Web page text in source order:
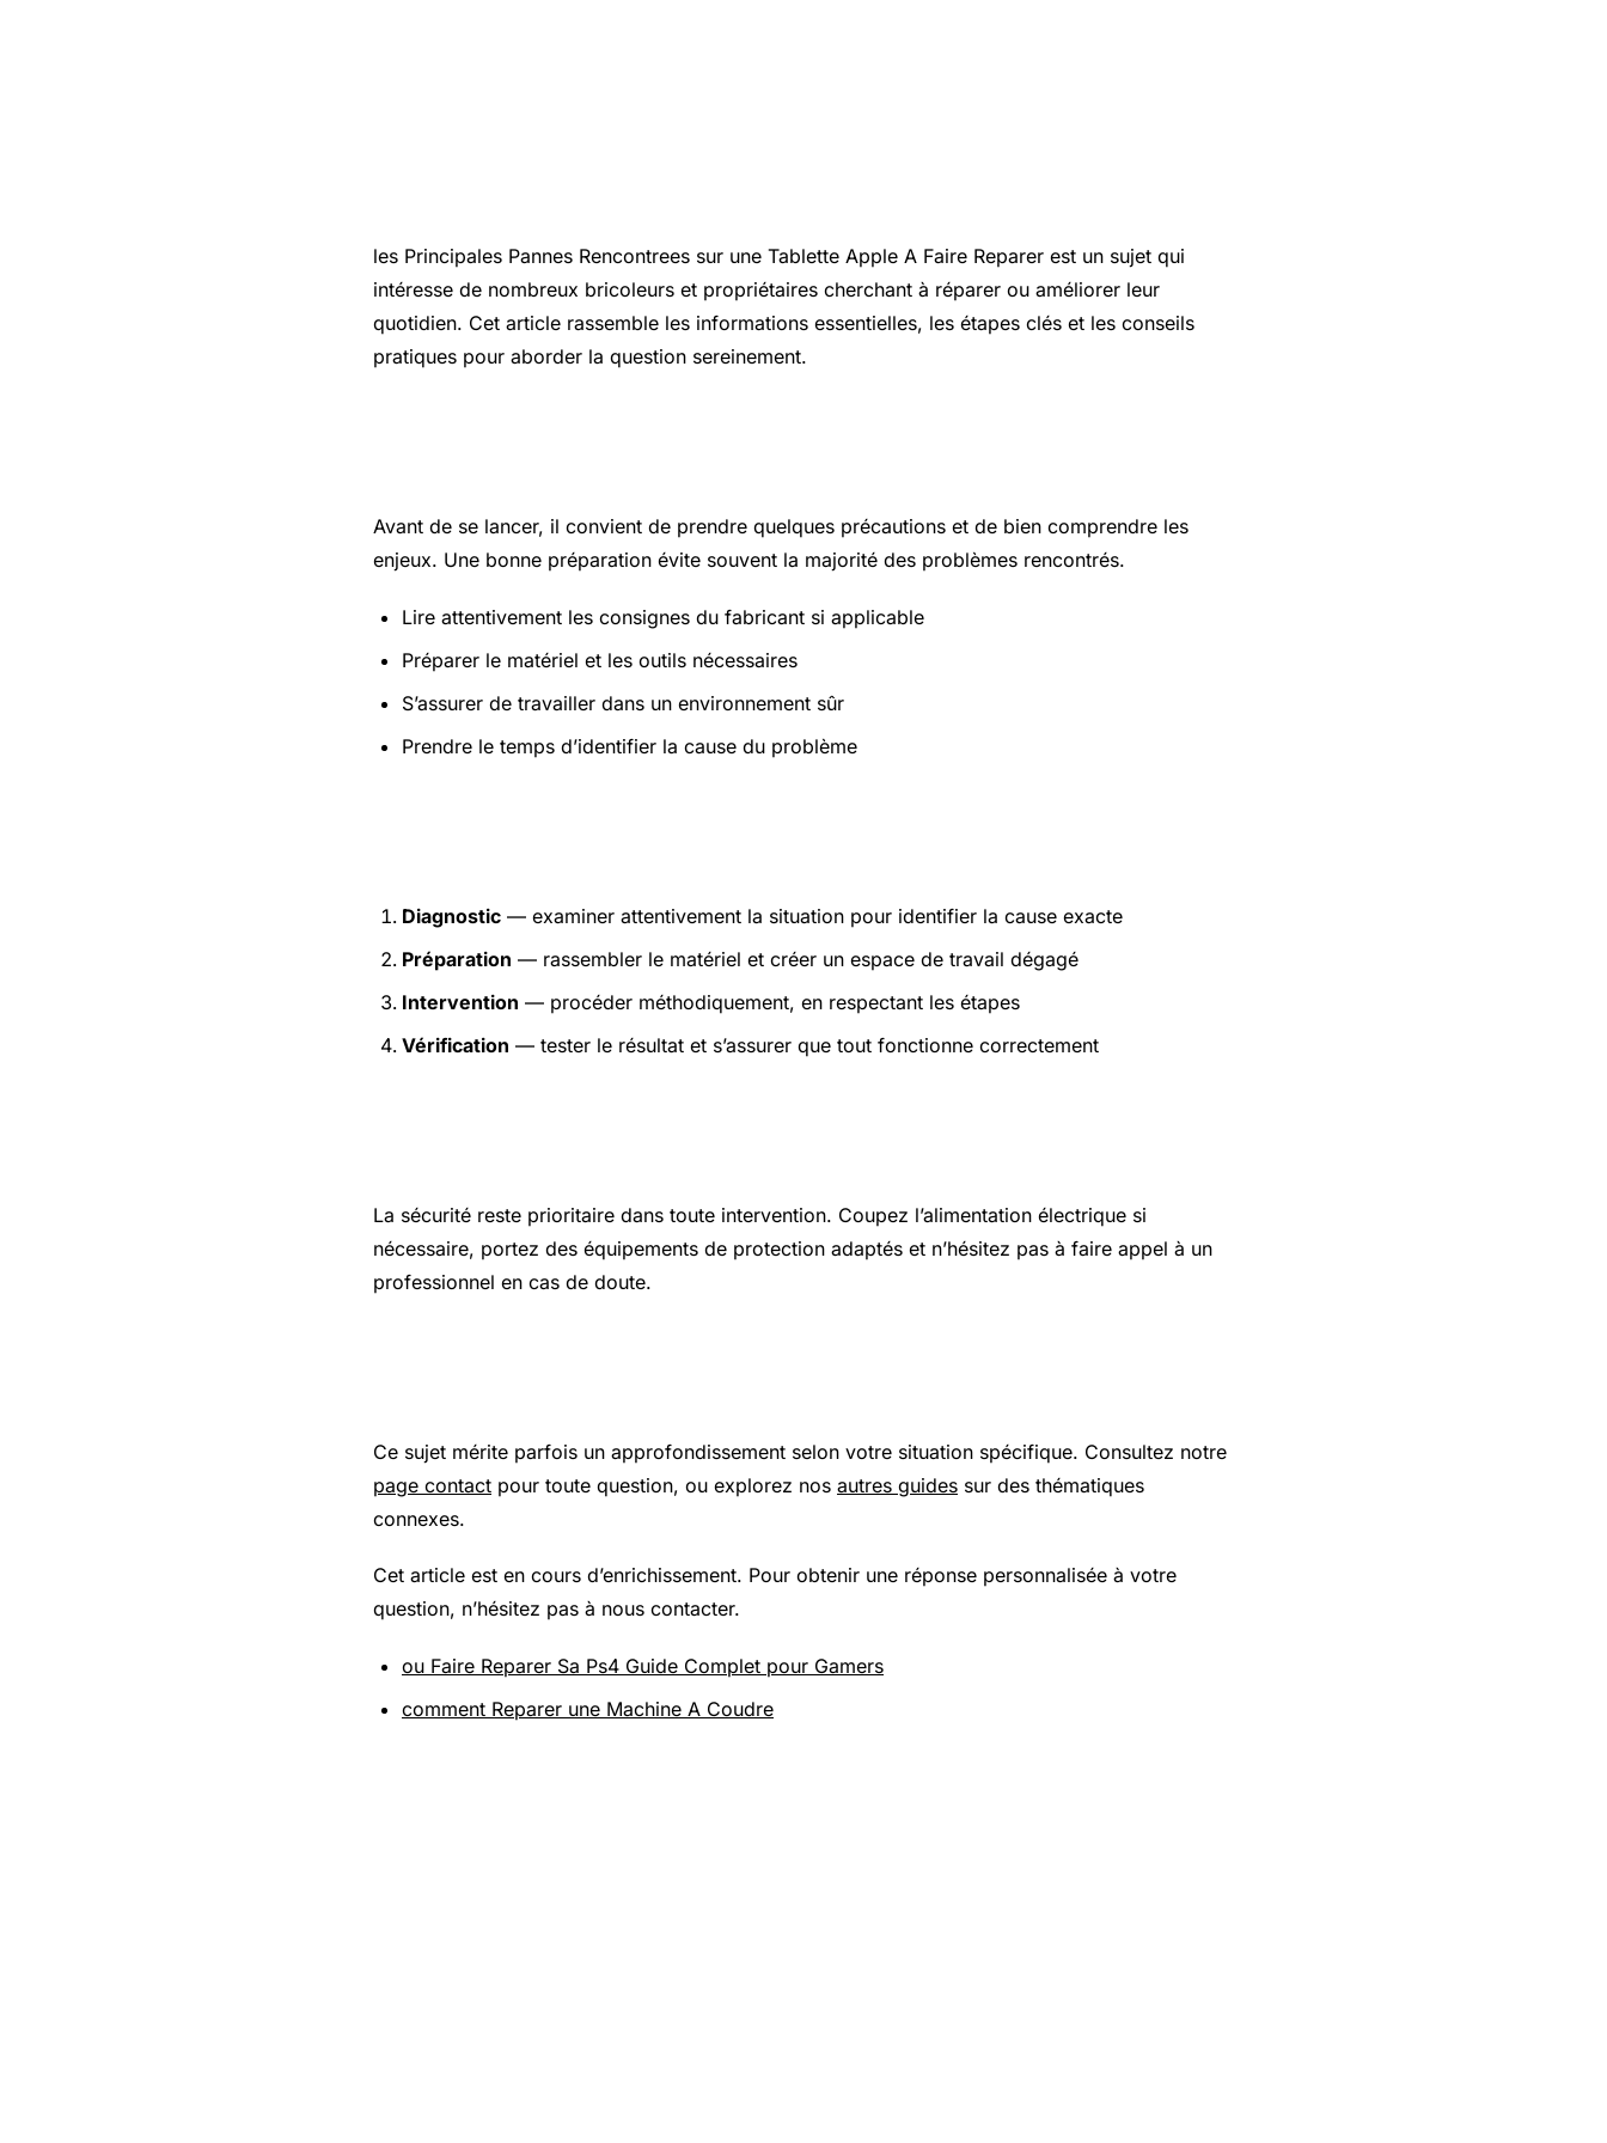
les Principales Pannes Rencontrees sur une Tablette Apple A Faire Reparer est un sujet qui
intéresse de nombreux bricoleurs et propriétaires cherchant à réparer ou améliorer leur
quotidien. Cet article rassemble les informations essentielles, les étapes clés et les conseils
pratiques pour aborder la question sereinement.
Avant de se lancer, il convient de prendre quelques précautions et de bien comprendre les
enjeux. Une bonne préparation évite souvent la majorité des problèmes rencontrés.
Lire attentivement les consignes du fabricant si applicable
Préparer le matériel et les outils nécessaires
S’assurer de travailler dans un environnement sûr
Prendre le temps d’identifier la cause du problème
Diagnostic — examiner attentivement la situation pour identifier la cause exacte
Préparation — rassembler le matériel et créer un espace de travail dégagé
Intervention — procéder méthodiquement, en respectant les étapes
Vérification — tester le résultat et s’assurer que tout fonctionne correctement
La sécurité reste prioritaire dans toute intervention. Coupez l’alimentation électrique si
nécessaire, portez des équipements de protection adaptés et n’hésitez pas à faire appel à un
professionnel en cas de doute.
Ce sujet mérite parfois un approfondissement selon votre situation spécifique. Consultez notre
page contact pour toute question, ou explorez nos autres guides sur des thématiques
connexes.
Cet article est en cours d’enrichissement. Pour obtenir une réponse personnalisée à votre
question, n’hésitez pas à nous contacter.
ou Faire Reparer Sa Ps4 Guide Complet pour Gamers
comment Reparer une Machine A Coudre